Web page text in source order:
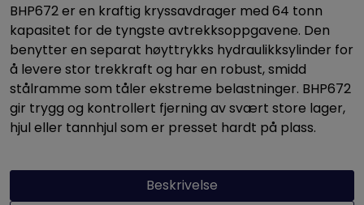
BHP672 er en kraftig kryssavdrager med 64 tonn
kapasitet for de tyngste avtrekksoppgavene. Den
benytter en separat høyttrykks hydraulikksylinder for
å levere stor trekkraft og har en robust, smidd
stålramme som tåler ekstreme belastninger. BHP672
gir trygg og kontrollert fjerning av svært store lager,
hjul eller tannhjul som er presset hardt på plass.
Beskrivelse